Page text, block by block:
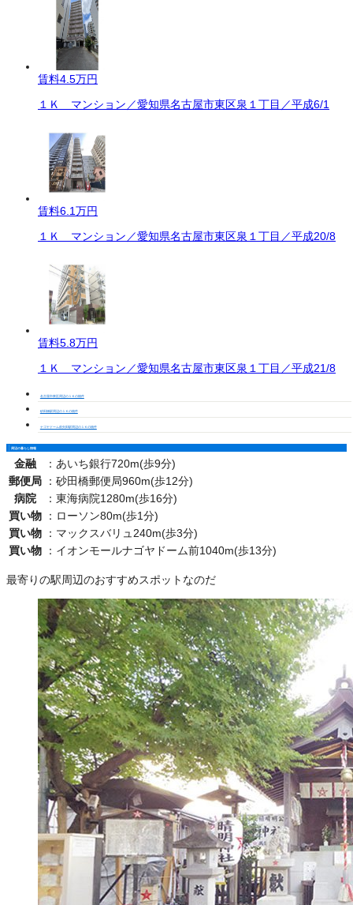
賃料4.5万円
１Ｋ マンション／愛知県名古屋市東区泉１丁目／平成6/1
賃料6.1万円
１Ｋ マンション／愛知県名古屋市東区泉１丁目／平成20/8
賃料5.8万円
１Ｋ マンション／愛知県名古屋市東区泉１丁目／平成21/8
名古屋市東区周辺の１Ｋの物件
砂田橋駅周辺の１Ｋの物件
ナゴヤドーム前矢田駅周辺の１Ｋの物件
周辺の暮らし情報
金融 ： あいち銀行720m(歩9分)
郵便局
： 砂田橋郵便局960m(歩12分)
病院
： 東海病院1280m(歩16分)
買い物
： ローソン80m(歩1分)
買い物
： マックスバリュ240m(歩3分)
買い物
： イオンモールナゴヤドーム前1040m(歩13分)
最寄りの駅周辺のおすすめスポットなのだ